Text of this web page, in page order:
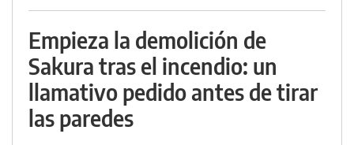
Empieza la demolición de
Sakura tras el incendio: un
llamativo pedido antes de tirar
las paredes